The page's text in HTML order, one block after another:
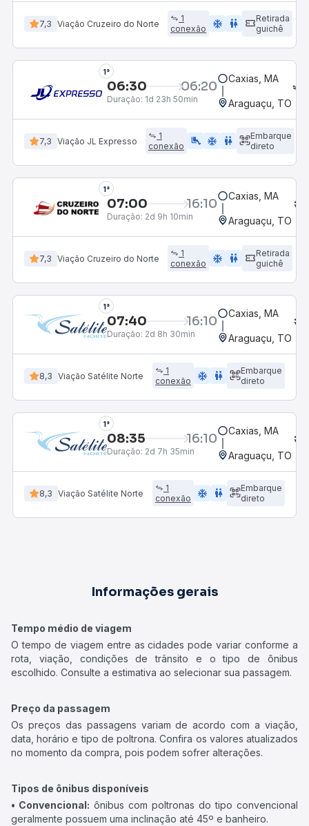
7,3 Viação Cruzeiro do Norte
1
conexão
ac_unit wc
Retirada
guichê
1°
06:30 06:20
Duração: 1d 23h 50min
Caxias, MA
Araguaçu, TO
7,3 Viação JL Expresso
1
conexão
airline_seat_legroom_extra ac_unit wc
Embarque
direto
1°
07:00 16:10
Duração: 2d 9h 10min
Caxias, MA
Araguaçu, TO
7,3 Viação Cruzeiro do Norte
1
conexão
ac_unit wc
Retirada
guichê
1°
07:40 16:10
Duração: 2d 8h 30min
Caxias, MA
Araguaçu, TO
8,3 Viação Satélite Norte
1
conexão
ac_unit wc
Embarque
direto
1°
08:35 16:10
Duração: 2d 7h 35min
Caxias, MA
Araguaçu, TO
8,3 Viação Satélite Norte
1
conexão
ac_unit wc
Embarque
direto
Informações gerais
Tempo médio de viagem
O tempo de viagem entre as cidades pode variar conforme a
rota, viação, condições de trânsito e o tipo de ônibus
escolhido. Consulte a estimativa ao selecionar sua passagem.
Preço da passagem
Os preços das passagens variam de acordo com a viação,
data, horário e tipo de poltrona. Confira os valores atualizados
no momento da compra, pois podem sofrer alterações.
Tipos de ônibus disponíveis
• Convencional: ônibus com poltronas do tipo convencional
geralmente possuem uma inclinação até 45º e banheiro.